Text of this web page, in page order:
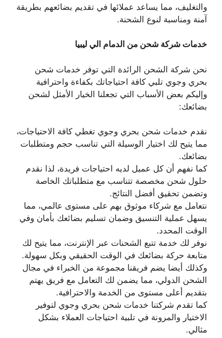
والتغليف، مما يساعد عملائها في تقديم بضائعهم بطريقة
آمنة ومناسبة لنوع الشحنة.
خدمات شركة شحن من الدمام الي ليبيا
نحن شركة الشحن الرائدة التي توفر خدمات شحن
بحري وجوي تلبي كافة احتياجاتك بكفاءة واحترافية
وإليكم بعض الأسباب التي تجعلنا الخيار الأمثل لشحن
بضائعك:
نقدم خدمات شحن بحري وجوي تغطي كافة الاحتياجات،
مما يتيح لك اختيار الوسيلة التي تناسب حجم ومتطلبات
بضائعك.
كما نفهم أن كل عميل لديه احتياجات فريدة، لذا نقدم
حلول شحن مخصصة تتناسب مع متطلباتك الخاصة
وتضمن تحقيق أفضل النتائج.
نتعامل مع شركاء موثوق بهم على مستوى عالمي، مما
يسهل عملية التنسيق وضمان تسليم بضائعك بأمان وفي
الوقت المحدد.
نوفر لك خدمة تتبع الشحنات عبر الإنترنت، مما يتيح لك
متابعة حركة بضائعك في الوقت الحقيقي وبكل سهولة.
وكذلك أيضا يضم فريقنا مجموعة من الخبراء في مجال
الشحن الدولي، مما يضمن لك التعامل مع فريق يهتم
بتقديم أعلى مستوى من الخدمة والاحترافية.
كما تقدم شركتنا خدمات شحن بحري وجوي لتوفير
الاختيار والمرونة في تلبية احتياجات العملاء بشكل
مثالي.